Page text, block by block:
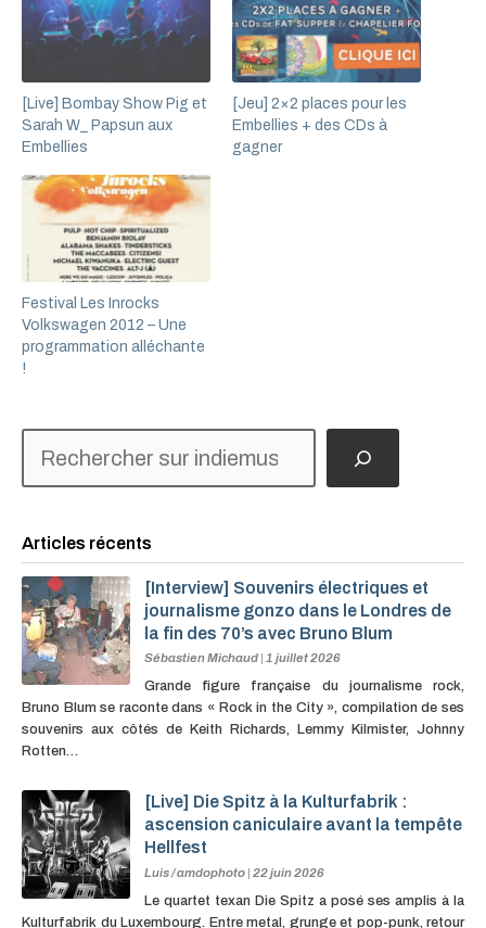
[Live] Bombay Show Pig et
Sarah W_ Papsun aux
Embellies
[Jeu] 2×2 places pour les
Embellies + des CDs à
gagner
Festival Les Inrocks
Volkswagen 2012 – Une
programmation alléchante
!
Articles récents
[Interview] Souvenirs électriques et
journalisme gonzo dans le Londres de
la fin des 70’s avec Bruno Blum
Sébastien Michaud 1 juillet 2026
Grande figure française du journalisme rock,
Bruno Blum se raconte dans « Rock in the City », compilation de ses
souvenirs aux côtés de Keith Richards, Lemmy Kilmister, Johnny
Rotten…
[Live] Die Spitz à la Kulturfabrik :
ascension caniculaire avant la tempête
Hellfest
Luis / amdophoto | 22 juin 2026
Le quartet texan Die Spitz a posé ses amplis à la
Kulturfabrik du Luxembourg. Entre metal, grunge et pop-punk, retour